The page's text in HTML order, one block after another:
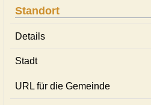
Standort
Details
Stadt
URL für die Gemeinde